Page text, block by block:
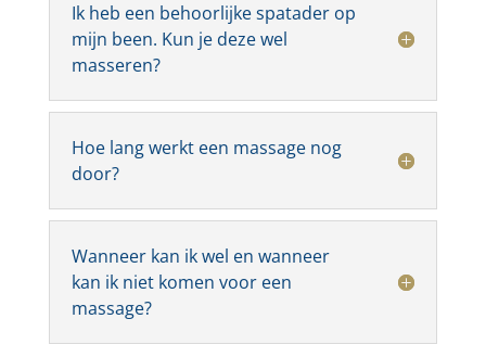
Ik heb een behoorlijke spatader op
mijn been. Kun je deze wel
masseren?
Hoe lang werkt een massage nog
door?
Wanneer kan ik wel en wanneer
kan ik niet komen voor een
massage?